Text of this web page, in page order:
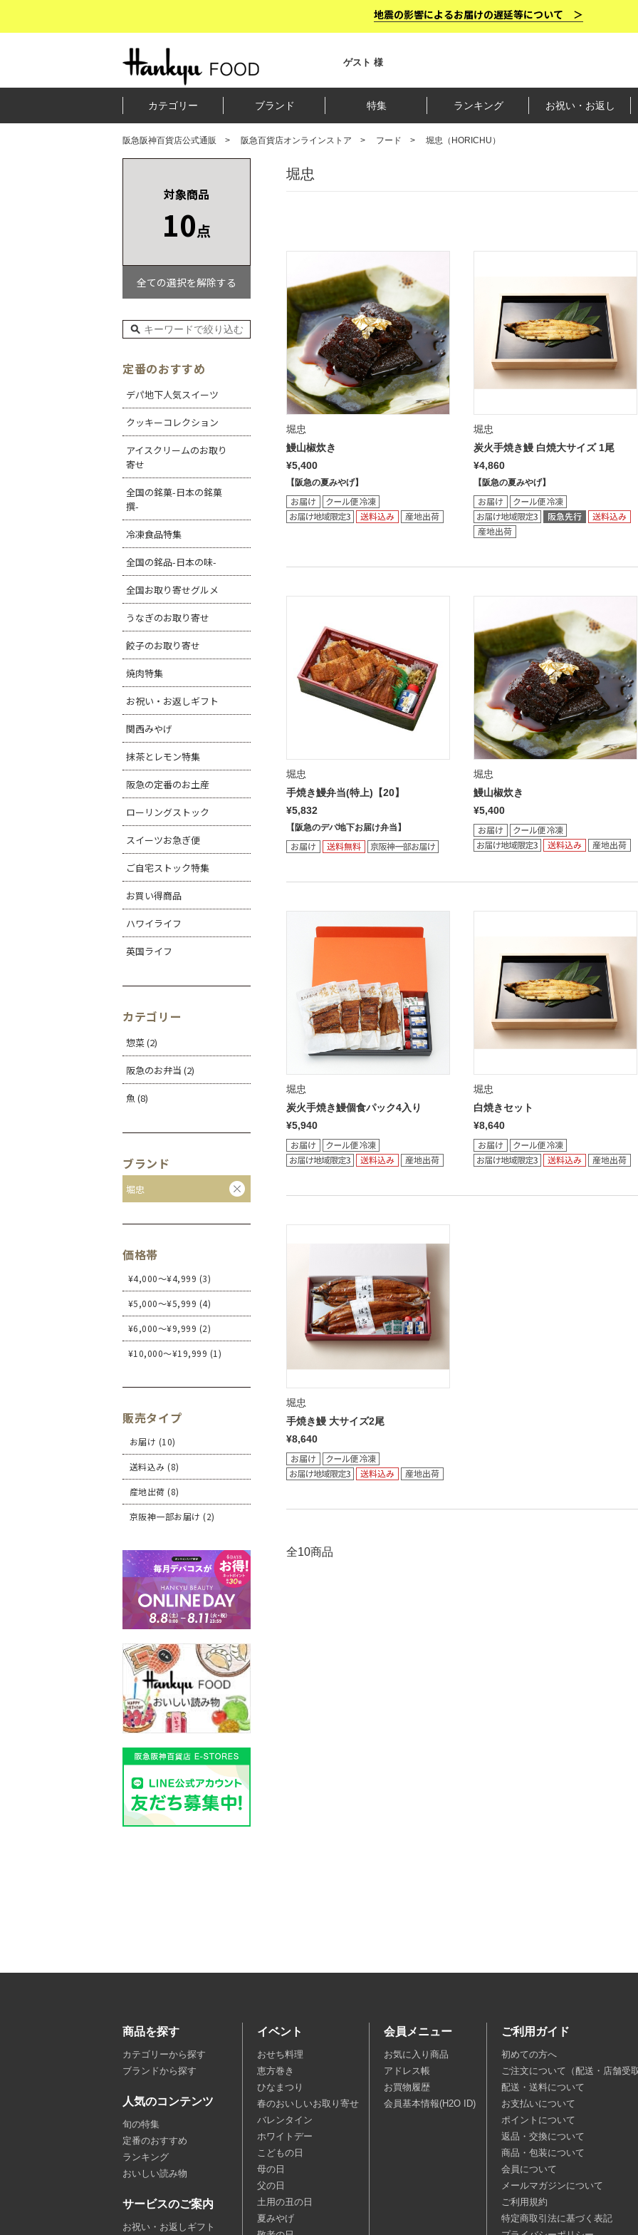
地震の影響によるお届けの遅延等について ＞
ゲスト 様
カテゴリー ブランド 特集 ランキング お祝い・お返し
阪急阪神百貨店公式通販 阪急百貨店オンラインストア フード 堀忠（HORICHU）
堀忠
堀忠
鰻山椒炊き
¥5,400
【阪急の夏みやげ】
堀忠
炭火手焼き鰻 白焼大サイズ 1尾
¥4,860
【阪急の夏みやげ】
堀忠
手焼き鰻弁当(特上)【20】
¥5,832
【阪急のデパ地下お届け弁当】
堀忠
鰻山椒炊き
¥5,400
堀忠
炭火手焼き鰻個食パック4入り
¥5,940
堀忠
白焼きセット
¥8,640
堀忠
手焼き鰻 大サイズ2尾
¥8,640
全10商品
対象商品
10点
全ての選択を解除する
定番のおすすめ
デパ地下人気スイーツ
クッキーコレクション
アイスクリームのお取り
寄せ
全国の銘菓-日本の銘菓
撰-
冷凍食品特集
全国の銘品-日本の味-
全国お取り寄せグルメ
うなぎのお取り寄せ
餃子のお取り寄せ
焼肉特集
お祝い・お返しギフト
関西みやげ
抹茶とレモン特集
阪急の定番のお土産
ローリングストック
スイーツお急ぎ便
ご自宅ストック特集
お買い得商品
ハワイライフ
英国ライフ
カテゴリー
惣菜 (2)
阪急のお弁当 (2)
魚 (8)
ブランド
堀忠
価格帯
¥4,000～¥4,999 (3)
¥5,000～¥5,999 (4)
¥6,000～¥9,999 (2)
¥10,000～¥19,999 (1)
販売タイプ
お届け (10)
送料込み (8)
産地出荷 (8)
京阪神一部お届け (2)
商品を探す
カテゴリーから探す
ブランドから探す
人気のコンテンツ
旬の特集
定番のおすすめ
ランキング
おいしい読み物
サービスのご案内
お祝い・お返しギフト
イベント
おせち料理
恵方巻き
ひなまつり
春のおいしいお取り寄せ
バレンタイン
ホワイトデー
こどもの日
母の日
父の日
土用の丑の日
夏みやげ
会員メニュー
お気に入り商品
アドレス帳
お買物履歴
会員基本情報(H2O ID)
ご利用ガイド
初めての方へ
ご注文について（配送・店舗受
配送・送料について
お支払いについて
ポイントについて
返品・交換について
商品・包装について
会員について
メールマガジンについて
ご利用規約
特定商取引法に基づく表記